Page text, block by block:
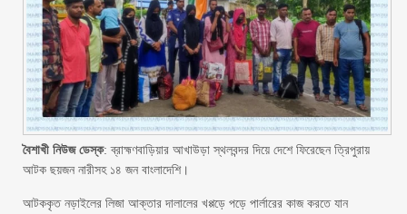
বৈশাখী নিউজ ডেস্ক: ব্রাহ্মণবাড়িয়ার আখাউড়া স্থলবন্দর দিয়ে দেশে ফিরেছেন ত্রিপুরায়
আটক ছয়জন নারীসহ ১৪ জন বাংলাদেশি।
আটককৃত নড়াইলের লিজা আক্তার দালালের খপ্পড়ে পড়ে পার্লারের কাজ করতে যান